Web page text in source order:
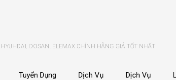
DOSAN, ELEMAX CHÍNH HÃNG GIÁ TỐT NHẤT
Tuyển Dụng Dịch Vụ Dịch Vụ